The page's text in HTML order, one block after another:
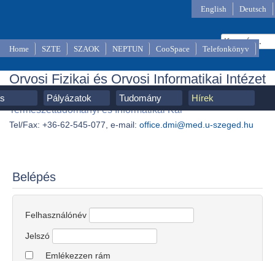
Home SZTE SZAOK NEPTUN CooSpace Telefonkönyv
Orvosi Fizikai és Orvosi Informatikai Intézet
SZTE, Szent-Györgyi Albert Orvostudományi Kar,
Természettudományi és Informatikai Kar
Tel/Fax: +36-62-545-077, e-mail: office.dmi@med.u-szeged.hu
English Deutsch
Pályázatok Tudomány Hírek
Belépés
Felhasználónév
Jelszó
Emlékezzen rám